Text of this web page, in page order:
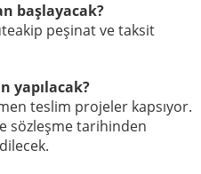
başlayacak?
peşinat ve taksit
yapılacak?
teslim projeler kapsıyor.
sözleşme tarihinden